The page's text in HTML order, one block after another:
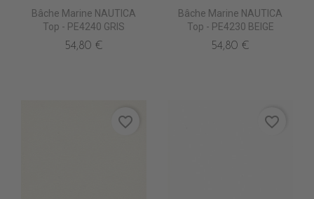
Bâche Marine NAUTICA
Top - PE4240 GRIS
54,80 €
Bâche Marine NAUTICA
Top - PE4230 BEIGE
54,80 €
favorite_border favorite_border